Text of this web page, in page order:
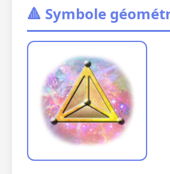
🔺 Symbole